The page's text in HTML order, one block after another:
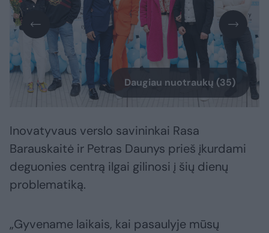
Daugiau nuotraukų (35)
Inovatyvaus verslo savininkai Rasa
Barauskaitė ir Petras Daunys prieš įkurdami
deguonies centrą ilgai gilinosi į šių dienų
problematiką.
„Gyvename laikais, kai pasaulyje mūsų